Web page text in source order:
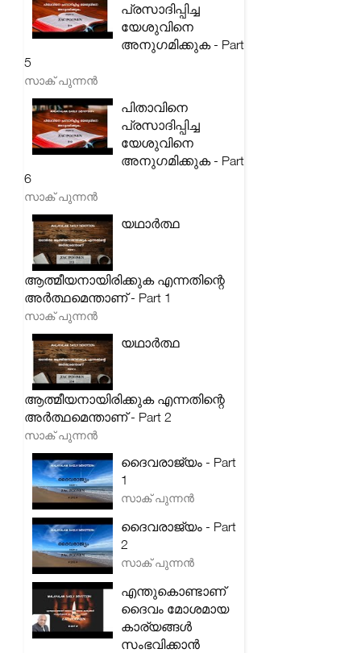
പ്രസാദിപ്പിച്ച
യേശുവിനെ
അനുഗമിക്കുക - Part
5
സാക് പുന്നൻ
പിതാവിനെ
പ്രസാദിപ്പിച്ച
യേശുവിനെ
അനുഗമിക്കുക - Part
6
സാക് പുന്നൻ
യഥാർത്ഥ
ആത്മീയനായിരിക്കുക എന്നതിന്റെ
അർത്ഥമെന്താണ് - Part 1
സാക് പുന്നൻ
യഥാർത്ഥ
ആത്മീയനായിരിക്കുക എന്നതിന്റെ
അർത്ഥമെന്താണ് - Part 2
സാക് പുന്നൻ
ദൈവരാജ്യം - Part
1
സാക് പുന്നൻ
ദൈവരാജ്യം - Part
2
സാക് പുന്നൻ
എന്തുകൊണ്ടാണ്
ദൈവം മോശമായ
കാര്യങ്ങൾ
സംഭവിക്കാൻ